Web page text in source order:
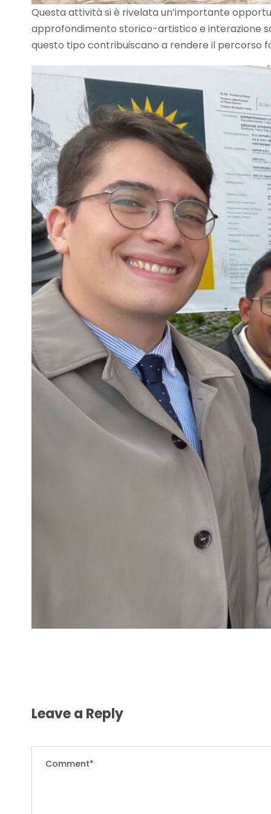
Questa attività si è rivelata un’importante
approfondimento storico-artistico e interazione
questo tipo contribuiscano a rendere il percorso
Leave a Reply